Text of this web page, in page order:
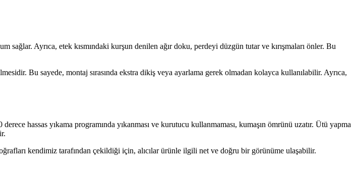
Ayrıca, etek kısmındaki kurşun denilen ağır doku, perdeyi düzgün tutar ve kırışmaları önler. Bu
Bu sayede, montaj sırasında ekstra dikiş veya ayarlama gerek olmadan kolayca kullanılabilir. Ayrıca,
hassas yıkama programında yıkanması ve kurutucu kullanmaması, kumaşın ömrünü uzatır. Ütü yapma
kendimiz tarafından çekildiği için, alıcılar ürünle ilgili net ve doğru bir görünüme ulaşabilir.